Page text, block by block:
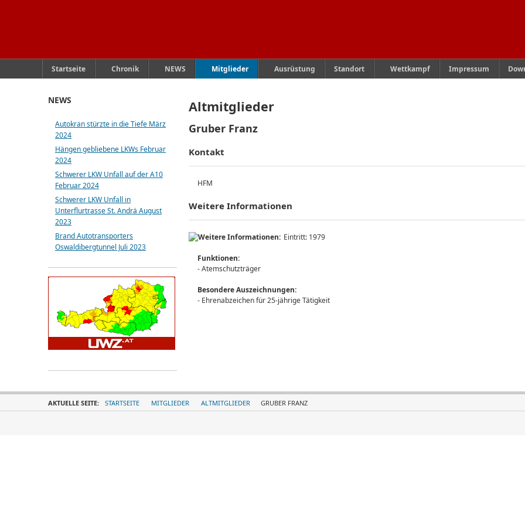
Startseite Chronik NEWS Mitglieder Ausrüstung Standort Wettkampf Impressum
Altmitglieder
Gruber Franz
Kontakt
HFM
Weitere Informationen
Eintritt: 1979
Funktionen:
- Atemschutzträger
Besondere Auszeichnungen:
- Ehrenabzeichen für 25-jährige Tätigkeit
NEWS
Autokran stürzte in die Tiefe März
2024
Hängen gebliebene LKWs Februar
2024
Schwerer LKW Unfall auf der A10
Februar 2024
Schwerer LKW Unfall in
Unterflurtrasse St. Andrä August
2023
Brand Autotransporters
Oswaldibergtunnel Juli 2023
AKTUELLE SEITE: STARTSEITE MITGLIEDER ALTMITGLIEDER GRUBER FRANZ